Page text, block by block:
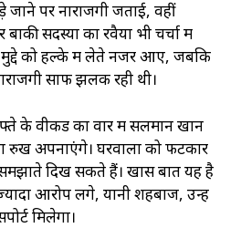
जाने पर नाराजगी जताई, वहीं
सदस्यों का रवैया भी चर्चा में
मुद्दे को हल्के में लेते नजर आए, जबकि
साफ झलक रही थी।
के वीकेंड का वार में सलमान खान
रुख अपनाएंगे। घरवालों को फटकार
दिख सकते हैं। खास बात यह है
आरोप लगे, यानी शहबाज, उन्हें
मिलेगा।